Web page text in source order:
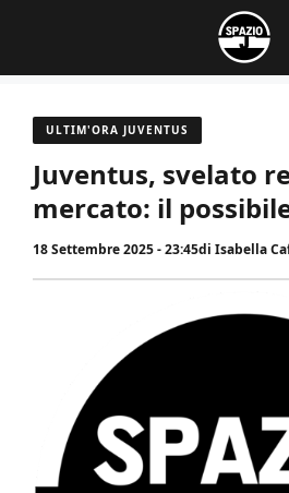
contenuto
ULTIM'ORA JUVENTUS
Juventus, svelato
mercato: il
18 Settembre 2025 - 23:45di Isabella